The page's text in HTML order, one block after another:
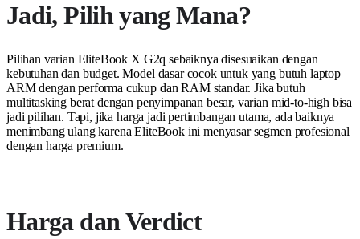
Jadi, Pilih yang Mana?
Pilihan varian EliteBook X G2q sebaiknya disesuaikan dengan
kebutuhan dan budget. Model dasar cocok untuk yang butuh laptop
ARM dengan performa cukup dan RAM standar. Jika butuh
multitasking berat dengan penyimpanan besar, varian mid-to-high bisa
jadi pilihan. Tapi, jika harga jadi pertimbangan utama, ada baiknya
menimbang ulang karena EliteBook ini menyasar segmen profesional
dengan harga premium.
Harga dan Verdict